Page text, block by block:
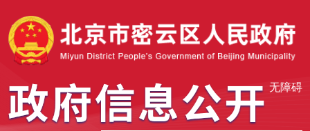
无障碍